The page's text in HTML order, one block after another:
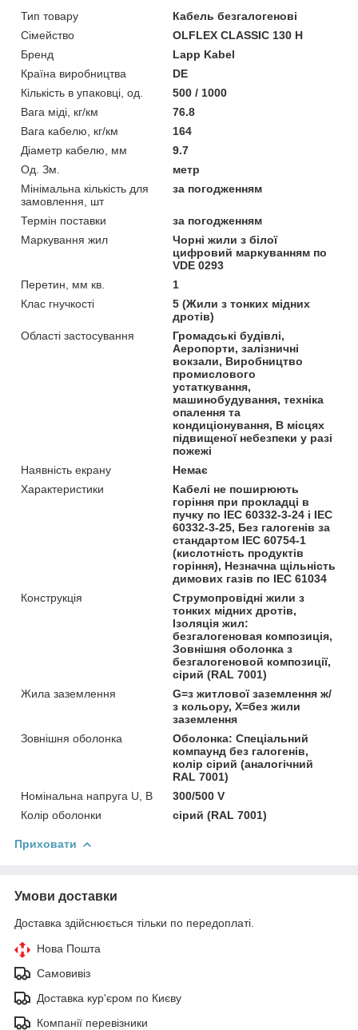
Тип товару
Кабель безгалогенові
Сімейство
OLFLEX CLASSIC 130 H
Бренд
Lapp Kabel
Країна виробництва
DE
Кількість в упаковці, од.
500 / 1000
Вага міді, кг/км
76.8
Вага кабелю, кг/км
164
Діаметр кабелю, мм
9.7
Од. Зм.
метр
Мінімальна кількість для
замовлення, шт
за погодженням
Термін поставки
за погодженням
Маркування жил
Чорні жили з білої
цифровий маркуванням по
VDE 0293
Перетин, мм кв.
1
Клас гнучкості
5 (Жили з тонких мідних
дротів)
Області застосування
Громадські будівлі,
Аеропорти, залізничні
вокзали, Виробництво
промислового
устаткування,
машинобудування, техніка
опалення та
кондиціонування, В місцях
підвищеної небезпеки у разі
пожежі
Наявність екрану
Немає
Характеристики
Кабелі не поширюють
горіння при прокладці в
пучку по IEC 60332-3-24 і IEC
60332-3-25, Без галогенів за
стандартом IEC 60754-1
(кислотність продуктів
горіння), Незначна щільність
димових газів по IEC 61034
Конструкція
Струмопровідні жили з
тонких мідних дротів,
Ізоляція жил:
безгалогеновая композиція,
Зовнішня оболонка з
безгалогеновой композиції,
сірий (RAL 7001)
Жила заземлення
G=з житлової заземлення ж/
з кольору, Х=без жили
заземлення
Зовнішня оболонка
Оболонка: Спеціальний
компаунд без галогенів,
колір сірий (аналогічний
RAL 7001)
Номінальна напруга U, В
300/500 V
Колір оболонки
сірий (RAL 7001)
Приховати
Умови доставки
Доставка здійснюється тільки по передоплаті.
Нова Пошта
Самовивіз
Доставка кур'єром по Києву
Компанії перевізники